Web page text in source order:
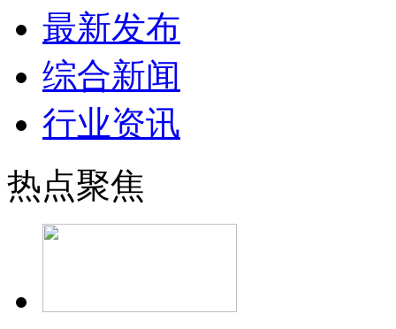
最新发布
综合新闻
行业资讯
热点聚焦